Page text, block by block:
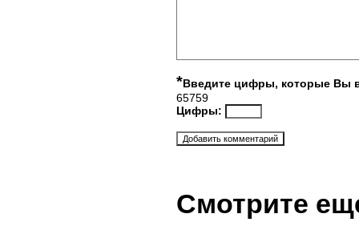
*Введите цифры, которые Вы
65759
Цифры:
Смотрите